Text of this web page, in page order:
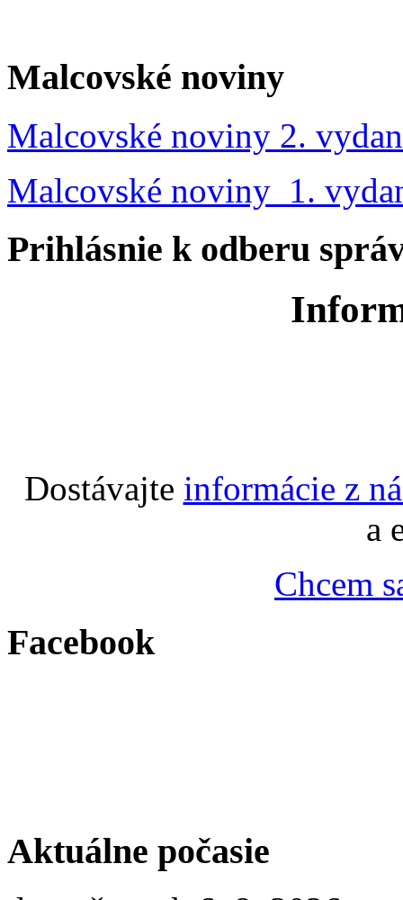
Malcovské noviny
Malcovské noviny 2.
Malcovské noviny 1.
Prihlásnie k odberu
Dostávajte informácie z
a
Chcem
Facebook
Aktuálne počasie